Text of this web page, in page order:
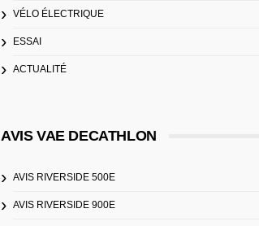
VÉLO ÉLECTRIQUE
ESSAI
ACTUALITÉ
AVIS VAE DECATHLON
AVIS RIVERSIDE 500E
AVIS RIVERSIDE 900E